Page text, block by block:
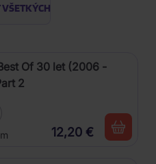
Of 30 let (2006 -
2
12,20 €